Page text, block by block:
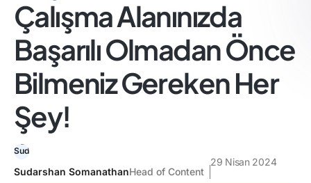
Çalışma Alanınızda
Başarılı Olmadan Önce
Bilmeniz Gereken Her
Şey!
Sudarshan SomanathanHead of Content
29 Nisan 2024